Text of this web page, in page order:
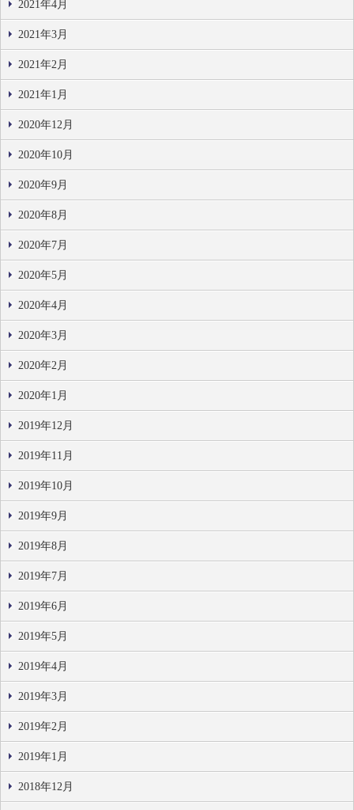
2021年4月
2021年3月
2021年2月
2021年1月
2020年12月
2020年10月
2020年9月
2020年8月
2020年7月
2020年5月
2020年4月
2020年3月
2020年2月
2020年1月
2019年12月
2019年11月
2019年10月
2019年9月
2019年8月
2019年7月
2019年6月
2019年5月
2019年4月
2019年3月
2019年2月
2019年1月
2018年12月